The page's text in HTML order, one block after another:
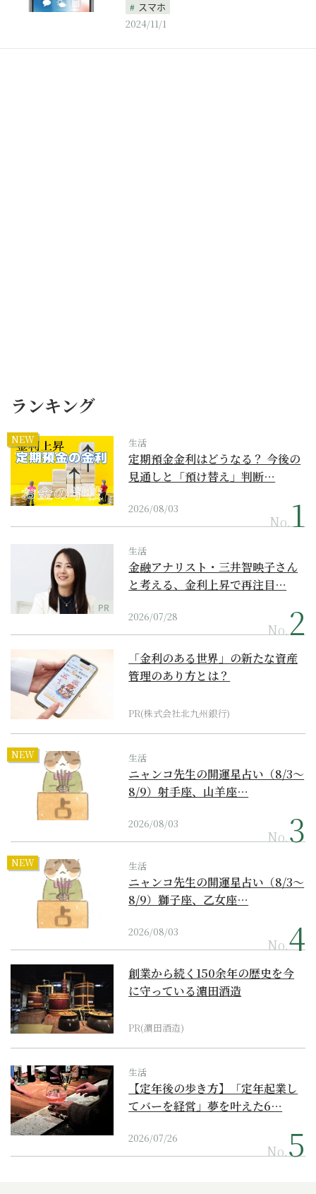
スマホ
2024/11/1
ランキング
NEW 生活
定期預金金利はどうなる？ 今後の
見通しと「預け替え」判断…
2026/08/03
No.
PR
生活
金融アナリスト・三井智映子さん
と考える、金利上昇で再注目…
2026/07/28
No.
「金利のある世界」の新たな資産
管理のあり方とは？
PR(株式会社北九州銀行)
NEW 生活
ニャンコ先生の開運星占い（8/3～
8/9）射手座、山羊座…
2026/08/03
No.
NEW 生活
ニャンコ先生の開運星占い（8/3～
8/9）獅子座、乙女座…
2026/08/03
No.
創業から続く150余年の歴史を今
に守っている濵田酒造
PR(濵田酒造)
生活
【定年後の歩き方】「定年起業し
てバーを経営」夢を叶えた6…
2026/07/26
No.